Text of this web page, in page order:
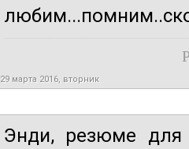
29 марта 2016, вторник
Энди, резюме для